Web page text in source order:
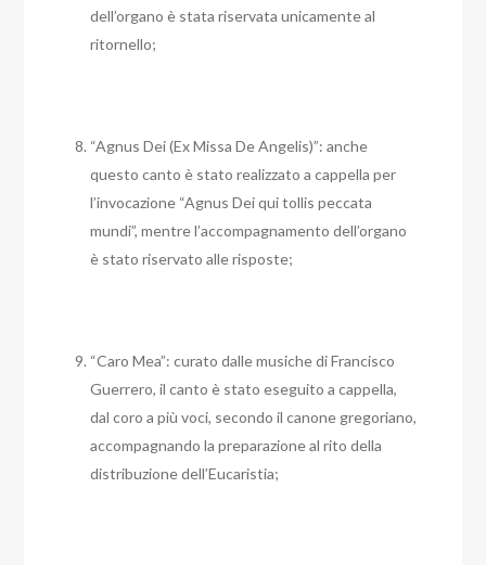
dell’organo è stata riservata unicamente al
ritornello;
“Agnus Dei (Ex Missa De Angelis)”: anche
questo canto è stato realizzato a cappella per
l’invocazione “Agnus Dei qui tollis peccata
mundi”, mentre l’accompagnamento dell’organo
è stato riservato alle risposte;
“Caro Mea”: curato dalle musiche di Francisco
Guerrero, il canto è stato eseguito a cappella,
dal coro a più voci, secondo il canone gregoriano,
accompagnando la preparazione al rito della
distribuzione dell’Eucaristia;